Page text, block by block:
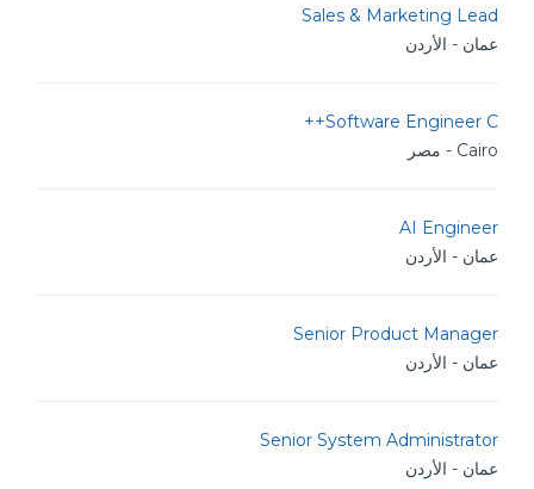
Sales & Marketing Lead
عمان - الأردن
Software Engineer C++
Cairo - مصر
AI Engineer
عمان - الأردن
Senior Product Manager
عمان - الأردن
Senior System Administrator
عمان - الأردن